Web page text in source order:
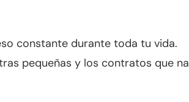
constante durante toda tu vida.
pequeñas y los contratos que